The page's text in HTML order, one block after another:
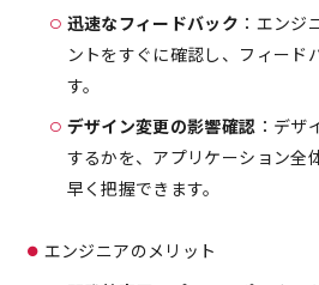
迅速なフィードバック ：エンジ
ントをすぐに確認し、フィード
す。
デザイン変更の影響確認 ：デザ
するかを、アプリケーション全
早く把握できます。
エンジニアのメリット